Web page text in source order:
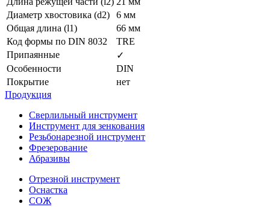
Диаметр хвостовика (d2)
6 мм
Общая длина (l1)
66 мм
Код формы по DIN 8032
TRE
Припаянные
✓
Особенности
DIN
Покрытие
нет
Продукция
Сверлильный инструмент
Инструмент для зенкования
Резьбонарезной инструмент
Фрезерование
Абразивы
Отрезной инструмент
Оснастка
СОЖ